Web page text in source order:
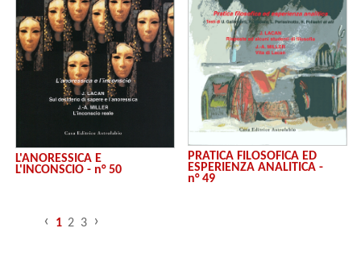
L'ANORESSICA E
L'INCONSCIO - n° 50
PRATICA FILOSOFICA ED
ESPERIENZA ANALITICA -
n° 49
‹ 1 2 3 ›